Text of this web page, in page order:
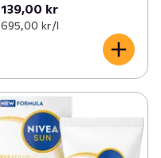
139,00 kr
695,00 kr /l